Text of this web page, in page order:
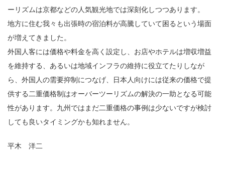
ーリズムは京都などの人気観光地では深刻化しつつあります。
地方に住む我々も出張時の宿泊料が高騰していて困るという場面
が増えてきました。
外国人客には価格や料金を高く設定し、お店やホテルは増収増益
を維持する、あるいは地域インフラの維持に役立てたりしなが
ら、外国人の需要抑制につなげ、日本人向けには従来の価格で提
供する二重価格制はオーバーツーリズムの解決の一助となる可能
性があります。九州ではまだ二重価格の事例は少ないですが検討
しても良いタイミングかも知れません。
平木 洋二